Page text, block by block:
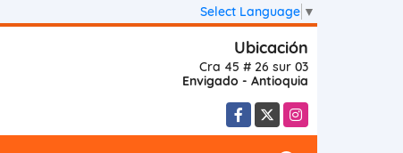
Select Language ▼
Ubicación
Cra 45 # 26 sur 03
Envigado - Antioquia
Facebook
X Instagram